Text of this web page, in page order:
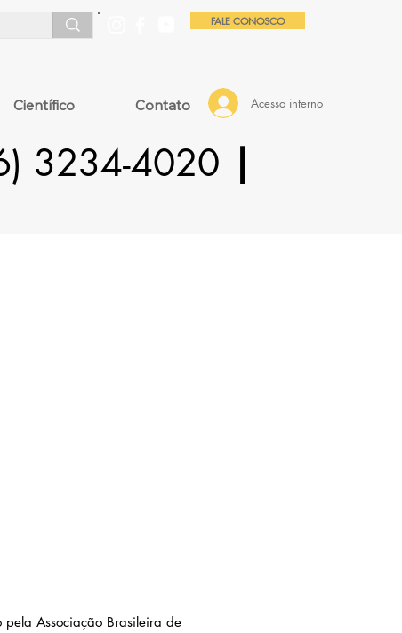
Acesso interno
FALE CONOSCO
Científico Contato
3234-4020
Associação Brasileira de